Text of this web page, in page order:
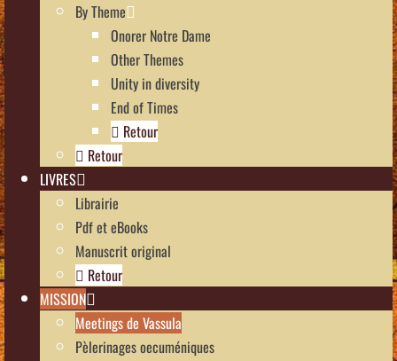
By Theme
Onorer Notre Dame
Other Themes
Unity in diversity
End of Times
Retour
Retour
LIVRES
Librairie
Pdf et eBooks
Manuscrit original
Retour
MISSION
Meetings de Vassula
Pèlerinages oecuméniques